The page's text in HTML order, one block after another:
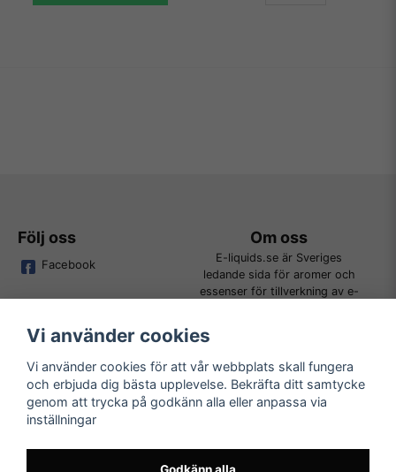
Följ oss
Facebook
Om oss
E-liquids.se är Sveriges
ledande sida för aromer och
essenser för tillverkning av e-
Kundtjänst
Tveka inte att kontakta oss på
order@e-liquids.se om du har
några frågor, funderingar eller
önskemål om produkter!
Läs mer
Vi använder cookies
Vi använder cookies för att vår webbplats skall fungera
och erbjuda dig bästa upplevelse. Bekräfta ditt samtycke
genom att trycka på godkänn alla eller anpassa via
inställningar
Godkänn alla